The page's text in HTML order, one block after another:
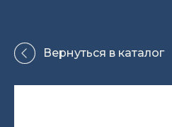
Вернуться в каталог